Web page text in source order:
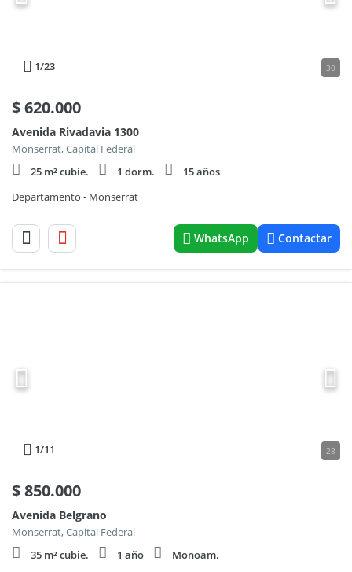
1/23 30
$620.000
Avenida Rivadavia 1300
Monserrat, Capital Federal
25 m² cubie.
1 dorm.
15 años
Departamento - Monserrat
WhatsApp Contactar
1/11 28
$850.000
Avenida Belgrano
Monserrat, Capital Federal
35 m² cubie.
1 año Monoam.